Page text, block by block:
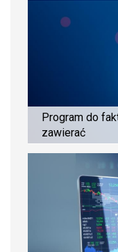
Program do
zawierać